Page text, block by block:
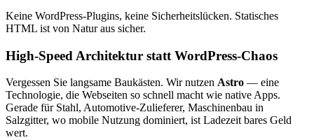
Keine WordPress-Plugins, keine Sicherheitslücken. Statisches
HTML ist von Natur aus sicher.
High-Speed Architektur statt WordPress-Chaos
Vergessen Sie langsame Baukästen. Wir nutzen Astro — eine
Technologie, die Webseiten so schnell macht wie native Apps.
Gerade für Stahl, Automotive-Zulieferer, Maschinenbau in
Salzgitter, wo mobile Nutzung dominiert, ist Ladezeit bares Geld
wert.